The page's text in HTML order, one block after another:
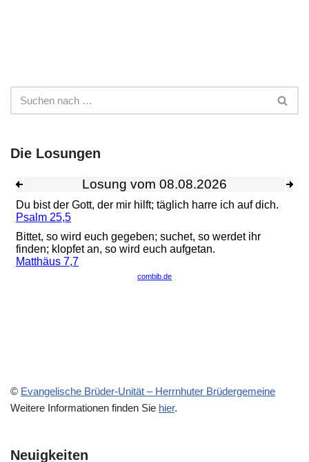
Die Losungen
© Evangelische Brüder-Unität – Herrnhuter Brüdergemeine
Weitere Informationen finden Sie hier.
Neuigkeiten